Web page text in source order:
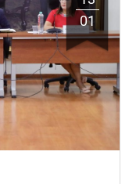
01